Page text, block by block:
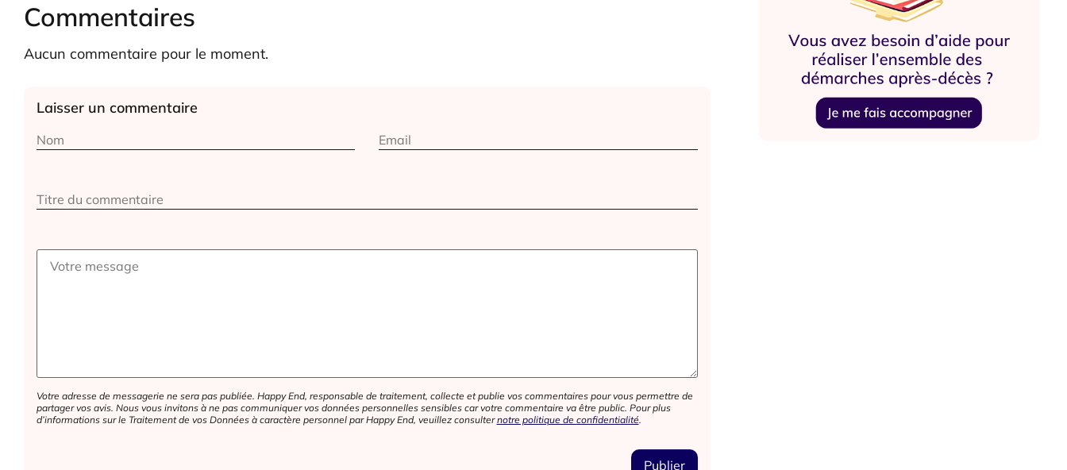
Commentaires
Aucun commentaire pour le moment.
Laisser un commentaire
Votre adresse de messagerie ne sera pas publiée. Happy End, responsable de traitement, collecte et publie vos commentaires pour vous permettre de
partager vos avis. Nous vous invitons à ne pas communiquer vos données personnelles sensibles car votre commentaire va être public. Pour plus
d’informations sur le Traitement de vos Données à caractère personnel par Happy End, veuillez consulternotre politique de confidentialité.
Alternative: